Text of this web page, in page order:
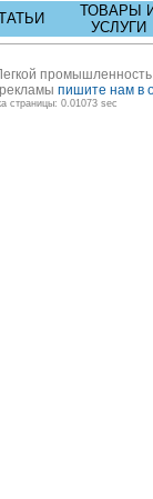
ТОВАРЫ
УСЛУГИ
пишите нам в
страницы: 0.01073 sec